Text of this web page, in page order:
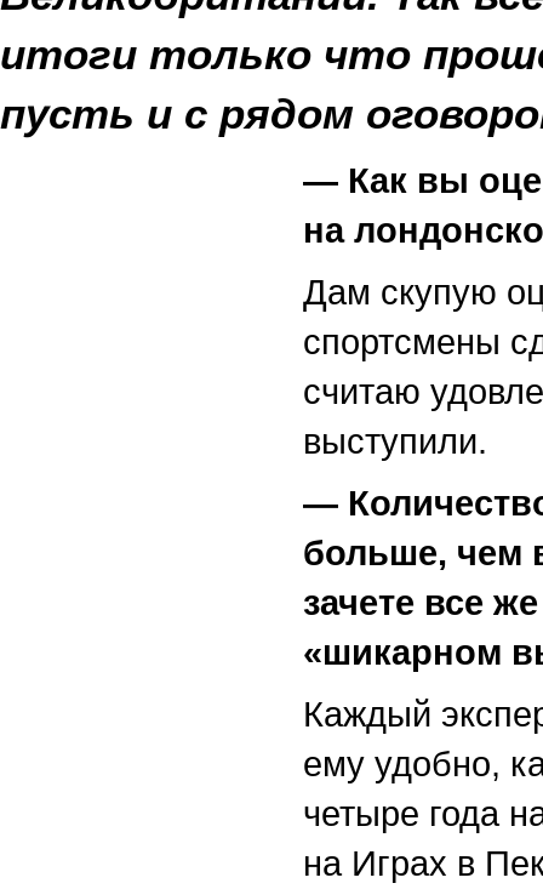
итоги только что
пусть и с рядом
— Как вы
на
Дам скупую
спортсмены
считаю
выступили.
—
больше, чем
зачете все
«шикарном
Каждый
ему удобно,
четыре года
на Играх в